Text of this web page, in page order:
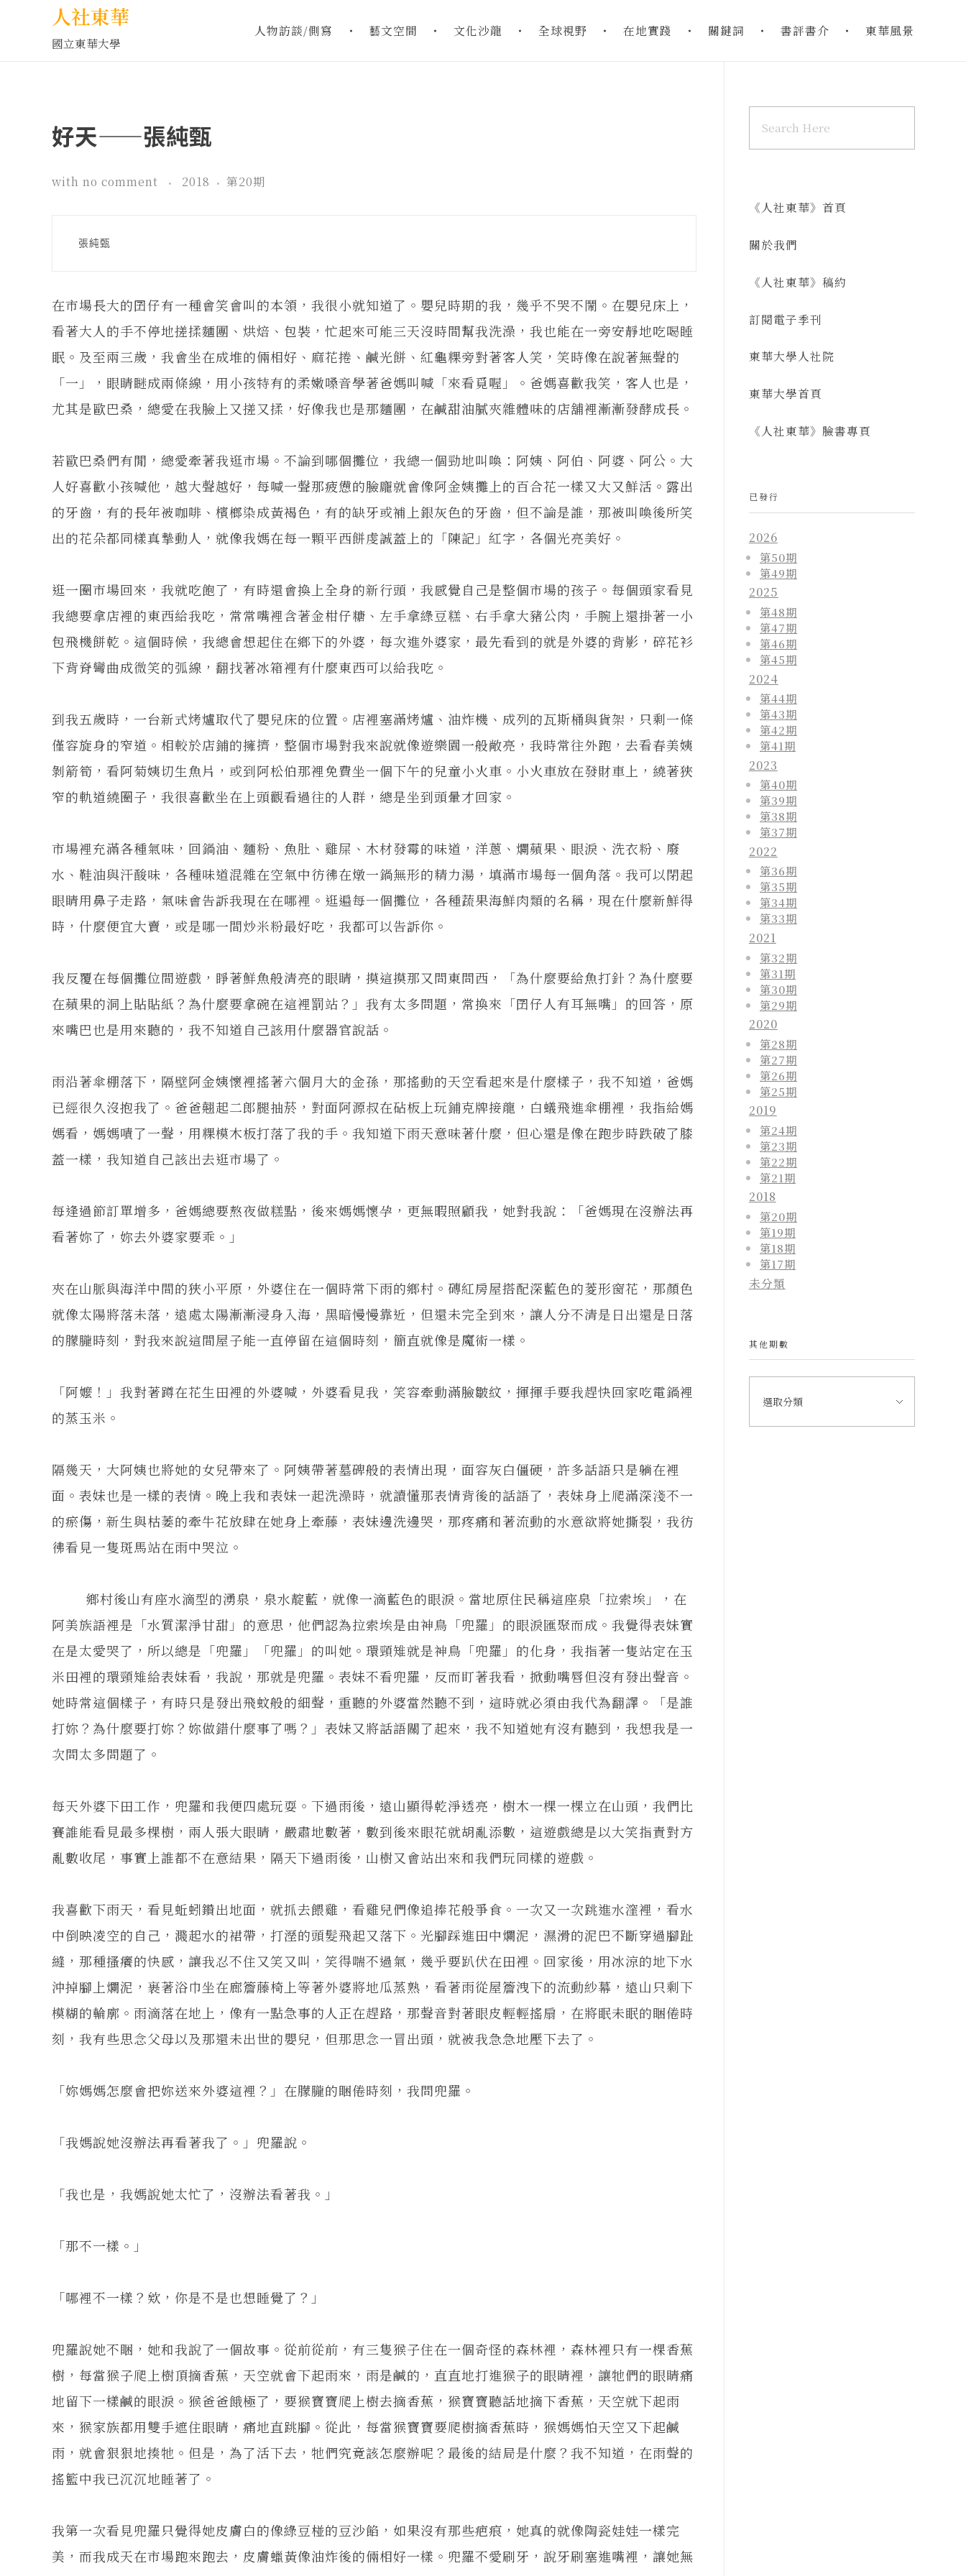
人社東華
國立東華大學
人物訪談/側寫 藝文空間 文化沙龍 全球視野 在地實踐 關鍵詞 書評書介 東華風景
好天——張純甄
with no comment 2018 第20期
張純甄
在市場長大的囝仔有一種會笑會叫的本領，我很小就知道了。嬰兒時期的我，幾乎不哭不鬧。在嬰兒床上，
看著大人的手不停地搓揉麵團、烘焙、包裝，忙起來可能三天沒時間幫我洗澡，我也能在一旁安靜地吃喝睡
眠。及至兩三歲，我會坐在成堆的倆相好、麻花捲、鹹光餅、紅龜粿旁對著客人笑，笑時像在說著無聲的
「一」，眼睛瞇成兩條線，用小孩特有的柔嫩嗓音學著爸媽叫喊「來看覓喔」。爸媽喜歡我笑，客人也是，
尤其是歐巴桑，總愛在我臉上又搓又揉，好像我也是那麵團，在鹹甜油膩夾雜體味的店舖裡漸漸發酵成長。
若歐巴桑們有閒，總愛牽著我逛市場。不論到哪個攤位，我總一個勁地叫喚：阿姨、阿伯、阿婆、阿公。大
人好喜歡小孩喊他，越大聲越好，每喊一聲那疲憊的臉龐就會像阿金姨攤上的百合花一樣又大又鮮活。露出
的牙齒，有的長年被咖啡、檳榔染成黃褐色，有的缺牙或補上銀灰色的牙齒，但不論是誰，那被叫喚後所笑
出的花朵都同樣真摯動人，就像我媽在每一顆平西餅虔誠蓋上的「陳記」紅字，各個光亮美好。
逛一圈市場回來，我就吃飽了，有時還會換上全身的新行頭，我感覺自己是整個市場的孩子。每個頭家看見
我總要拿店裡的東西給我吃，常常嘴裡含著金柑仔糖、左手拿綠豆糕、右手拿大豬公肉，手腕上還掛著一小
包飛機餅乾。這個時候，我總會想起住在鄉下的外婆，每次進外婆家，最先看到的就是外婆的背影，碎花衫
下背脊彎曲成微笑的弧線，翻找著冰箱裡有什麼東西可以給我吃。
到我五歲時，一台新式烤爐取代了嬰兒床的位置。店裡塞滿烤爐、油炸機、成列的瓦斯桶與貨架，只剩一條
僅容旋身的窄道。相較於店鋪的擁擠，整個市場對我來說就像遊樂園一般敞亮，我時常往外跑，去看春美姨
剝箭筍，看阿菊姨切生魚片，或到阿松伯那裡免費坐一個下午的兒童小火車。小火車放在發財車上，繞著狹
窄的軌道繞圈子，我很喜歡坐在上頭觀看過往的人群，總是坐到頭暈才回家。
市場裡充滿各種氣味，回鍋油、麵粉、魚肚、雞屎、木材發霉的味道，洋蔥、爛蘋果、眼淚、洗衣粉、廢
水、鞋油與汗酸味，各種味道混雜在空氣中彷彿在燉一鍋無形的精力湯，填滿市場每一個角落。我可以閉起
眼睛用鼻子走路，氣味會告訴我現在在哪裡。逛遍每一個攤位，各種蔬果海鮮肉類的名稱，現在什麼新鮮得
時，什麼便宜大賣，或是哪一間炒米粉最好吃，我都可以告訴你。
我反覆在每個攤位間遊戲，睜著鮮魚般清亮的眼睛，摸這摸那又問東問西，「為什麼要給魚打針？為什麼要
在蘋果的洞上貼貼紙？為什麼要拿碗在這裡罰站？」我有太多問題，常換來「囝仔人有耳無嘴」的回答，原
來嘴巴也是用來聽的，我不知道自己該用什麼器官說話。
雨沿著傘棚落下，隔壁阿金姨懷裡搖著六個月大的金孫，那搖動的天空看起來是什麼樣子，我不知道，爸媽
已經很久沒抱我了。爸爸翹起二郎腿抽菸，對面阿源叔在砧板上玩鋪克牌接龍，白蟻飛進傘棚裡，我指給媽
媽看，媽媽嘖了一聲，用粿模木板打落了我的手。我知道下雨天意味著什麼，但心還是像在跑步時跌破了膝
蓋一樣，我知道自己該出去逛市場了。
每逢過節訂單增多，爸媽總要熬夜做糕點，後來媽媽懷孕，更無暇照顧我，她對我說：「爸媽現在沒辦法再
看著妳了，妳去外婆家要乖。」
夾在山脈與海洋中間的狹小平原，外婆住在一個時常下雨的鄉村。磚紅房屋搭配深藍色的菱形窗花，那顏色
就像太陽將落未落，遠處太陽漸漸浸身入海，黑暗慢慢靠近，但還未完全到來，讓人分不清是日出還是日落
的朦朧時刻，對我來說這間屋子能一直停留在這個時刻，簡直就像是魔術一樣。
「阿嬤！」我對著蹲在花生田裡的外婆喊，外婆看見我，笑容牽動滿臉皺紋，揮揮手要我趕快回家吃電鍋裡
的蒸玉米。
隔幾天，大阿姨也將她的女兒帶來了。阿姨帶著墓碑般的表情出現，面容灰白僵硬，許多話語只是躺在裡
面。表妹也是一樣的表情。晚上我和表妹一起洗澡時，就讀懂那表情背後的話語了，表妹身上爬滿深淺不一
的瘀傷，新生與枯萎的牽牛花放肆在她身上牽藤，表妹邊洗邊哭，那疼痛和著流動的水意欲將她撕裂，我彷
彿看見一隻斑馬站在雨中哭泣。
鄉村後山有座水滴型的湧泉，泉水靛藍，就像一滴藍色的眼淚。當地原住民稱這座泉「拉索埃」，在
阿美族語裡是「水質潔淨甘甜」的意思，他們認為拉索埃是由神鳥「兜羅」的眼淚匯聚而成。我覺得表妹實
在是太愛哭了，所以總是「兜羅」「兜羅」的叫她。環頸雉就是神鳥「兜羅」的化身，我指著一隻站定在玉
米田裡的環頸雉給表妹看，我說，那就是兜羅。表妹不看兜羅，反而盯著我看，掀動嘴唇但沒有發出聲音。
她時常這個樣子，有時只是發出飛蚊般的細聲，重聽的外婆當然聽不到，這時就必須由我代為翻譯。「是誰
打妳？為什麼要打妳？妳做錯什麼事了嗎？」表妹又將話語關了起來，我不知道她有沒有聽到，我想我是一
次問太多問題了。
每天外婆下田工作，兜羅和我便四處玩耍。下過雨後，遠山顯得乾淨透亮，樹木一棵一棵立在山頭，我們比
賽誰能看見最多棵樹，兩人張大眼睛，嚴肅地數著，數到後來眼花就胡亂添數，這遊戲總是以大笑指責對方
亂數收尾，事實上誰都不在意結果，隔天下過雨後，山樹又會站出來和我們玩同樣的遊戲。
我喜歡下雨天，看見蚯蚓鑽出地面，就抓去餵雞，看雞兒們像追捧花般爭食。一次又一次跳進水漥裡，看水
中倒映凌空的自己，濺起水的裙帶，打溼的頭髮飛起又落下。光腳踩進田中爛泥，濕滑的泥巴不斷穿過腳趾
縫，那種搔癢的快感，讓我忍不住又笑又叫，笑得喘不過氣，幾乎要趴伏在田裡。回家後，用冰涼的地下水
沖掉腳上爛泥，裹著浴巾坐在廊簷藤椅上等著外婆將地瓜蒸熟，看著雨從屋簷洩下的流動紗幕，遠山只剩下
模糊的輪廓。雨滴落在地上，像有一點急事的人正在趕路，那聲音對著眼皮輕輕搖扇，在將眠未眠的睏倦時
刻，我有些思念父母以及那還未出世的嬰兒，但那思念一冒出頭，就被我急急地壓下去了。
「妳媽媽怎麼會把妳送來外婆這裡？」在朦朧的睏倦時刻，我問兜羅。
「我媽說她沒辦法再看著我了。」兜羅說。
「我也是，我媽說她太忙了，沒辦法看著我。」
「那不一樣。」
「哪裡不一樣？欸，你是不是也想睡覺了？」
兜羅說她不睏，她和我說了一個故事。從前從前，有三隻猴子住在一個奇怪的森林裡，森林裡只有一棵香蕉
樹，每當猴子爬上樹頂摘香蕉，天空就會下起雨來，雨是鹹的，直直地打進猴子的眼睛裡，讓牠們的眼睛痛
地留下一樣鹹的眼淚。猴爸爸餓極了，要猴寶寶爬上樹去摘香蕉，猴寶寶聽話地摘下香蕉，天空就下起雨
來，猴家族都用雙手遮住眼睛，痛地直跳腳。從此，每當猴寶寶要爬樹摘香蕉時，猴媽媽怕天空又下起鹹
雨，就會狠狠地揍牠。但是，為了活下去，牠們究竟該怎麼辦呢？最後的結局是什麼？我不知道，在雨聲的
搖籃中我已沉沉地睡著了。
我第一次看見兜羅只覺得她皮膚白的像綠豆椪的豆沙餡，如果沒有那些疤痕，她真的就像陶瓷娃娃一樣完
美，而我成天在市場跑來跑去，皮膚蠟黃像油炸後的倆相好一樣。兜羅不愛刷牙，說牙刷塞進嘴裡，讓她無
《人社東華》首頁
關於我們
《人社東華》稿約
訂閱電子季刊
東華大學人社院
東華大學首頁
《人社東華》臉書專頁
已發行
2026
第50期
第49期
2025
第48期
第47期
第46期
第45期
2024
第44期
第43期
第42期
第41期
2023
第40期
第39期
第38期
第37期
2022
第36期
第35期
第34期
第33期
2021
第32期
第31期
第30期
第29期
2020
第28期
第27期
第26期
第25期
2019
第24期
第23期
第22期
第21期
2018
第20期
第19期
第18期
第17期
未分類
其他期數